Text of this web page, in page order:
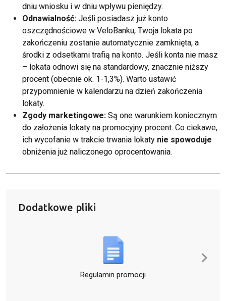
dniu wniosku i w dniu wpływu pieniędzy.
Odnawialność: Jeśli posiadasz już konto
oszczędnościowe w VeloBanku, Twoja lokata po
zakończeniu zostanie automatycznie zamknięta, a
środki z odsetkami trafią na konto. Jeśli konta nie masz
– lokata odnowi się na standardowy, znacznie niższy
procent (obecnie ok. 1-1,3%). Warto ustawić
przypomnienie w kalendarzu na dzień zakończenia
lokaty.
Zgody marketingowe: Są one warunkiem koniecznym
do założenia lokaty na promocyjny procent. Co ciekawe,
ich wycofanie w trakcie trwania lokaty nie spowoduje
obniżenia już naliczonego oprocentowania.
Dodatkowe pliki
Regulamin promocji